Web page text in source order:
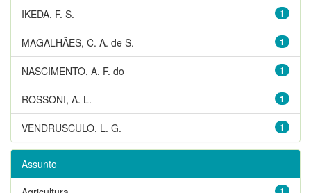
1
IKEDA, F. S.
1
MAGALHÃES, C. A. de S.
1
NASCIMENTO, A. F. do
1
ROSSONI, A. L.
1
VENDRUSCULO, L. G.
Assunto